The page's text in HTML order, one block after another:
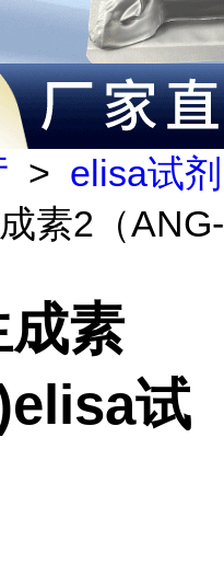
> elisa试剂
素2（ANG-
素
试